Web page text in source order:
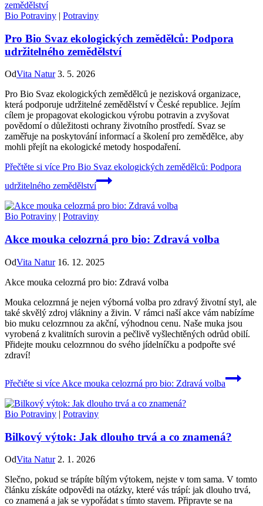
Bio Potraviny | Potraviny
Pro Bio Svaz ekologických zemědělců: Podpora
udržitelného zemědělství
OdVita Natur 3. 5. 2026
Pro Bio Svaz ekologických zemědělců je nezisková organizace,
která podporuje udržitelné zemědělství v České republice. Jejím
cílem je propagovat ekologickou výrobu potravin a zvyšovat
povědomí o důležitosti ochrany životního prostředí. Svaz se
zaměřuje na poskytování informací a školení pro zemědělce, aby
mohli přejít na ekologické metody hospodaření.
Přečtěte si více Pro Bio Svaz ekologických zemědělců: Podpora
udržitelného zemědělství
Bio Potraviny | Potraviny
Akce mouka celozrná pro bio: Zdravá volba
OdVita Natur 16. 12. 2025
Akce mouka celozrná pro bio: Zdravá volba
Mouka celozrnná je nejen výborná volba pro zdravý životní styl, ale
také skvělý zdroj vlákniny a živin. V rámci naší akce vám nabízíme
bio muku celozrnnou za akční, výhodnou cenu. Naše muka jsou
vyrobená z kvalitních surovin a pečlivě vyšlechtěných odrůd obilí.
Přidejte mouku celozrnnou do svého jídelníčku a podpořte své
zdraví!
Přečtěte si více Akce mouka celozrná pro bio: Zdravá volba
Bio Potraviny | Potraviny
Bilkový výtok: Jak dlouho trvá a co znamená?
OdVita Natur 2. 1. 2026
Slečno, pokud se trápíte bílým výtokem, nejste v tom sama. V tomto
‍článku získáte odpovědi na otázky, které vás trápí: jak dlouho trvá,
co znamená ⁣a jak se vypořádat s tímto​ stavem. Připravte se na